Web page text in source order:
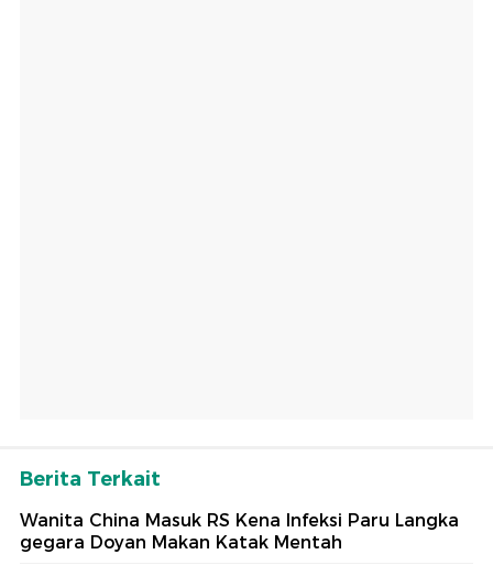
Berita Terkait
Wanita China Masuk RS Kena Infeksi Paru Langka
gegara Doyan Makan Katak Mentah